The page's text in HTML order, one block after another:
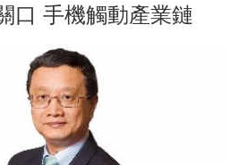
口 手機觸動產業鏈